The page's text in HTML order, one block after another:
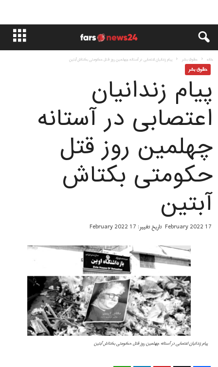
خانه حقوق بشر پیام زندانیان اعتصابی در آستانه چهلمین روز قتل حکومتی بکتاش آبتین
حقوق بشر
پیام زندانیان
اعتصابی در آستانه
چهلمین روز قتل
حکومتی بکتاش
آبتین
17 February 2022 تاریخ تغییر: 17 February 2022
پیام زندانیان اعتصابی در آستانه چهلمین روز قتل حکومتی بکتاش آبتین